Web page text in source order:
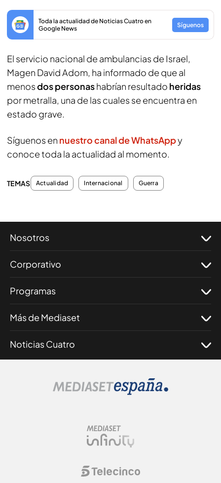
Toda la actualidad de Noticias Cuatro en
Google News
Síguenos
El servicio nacional de ambulancias de Israel,
Magen David Adom, ha informado de que al
menosdos personashabrían resultado heridas
por metralla, una de las cuales se encuentra en
estado grave.
Síguenos en nuestro canal de WhatsAppy
conoce toda la actualidad al momento.
TEMAS Actualidad Internacional Guerra
Nosotros
Corporativo
Programas
Más de Mediaset
Noticias Cuatro